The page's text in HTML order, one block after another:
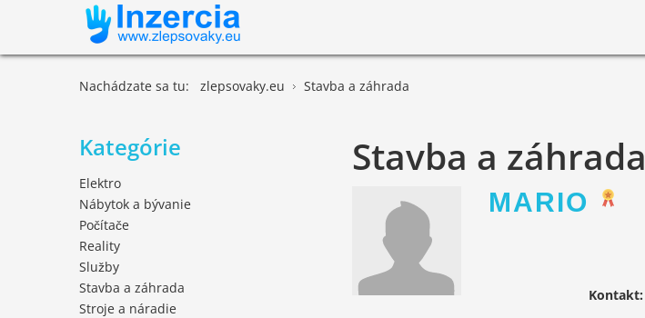
Nachádzate sa tu: zlepsovaky.eu Stavba a záhrada
Stavba a záhrada
MARIO
Kontakt:
Kategórie
Elektro
Nábytok a bývanie
Počítače
Reality
Služby
Stavba a záhrada
Stroje a náradie